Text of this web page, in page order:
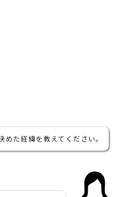
めた経緯を教えてください。